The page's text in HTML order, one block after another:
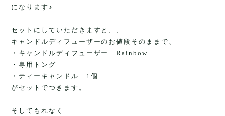
になります♪
セットにしていただきますと、、
キャンドルディフューザーのお値段そのままで、
・キャンドルディフューザー Rainbow
・専用トング
・ティーキャンドル 1個
がセットでつきます。
そしてもれなく